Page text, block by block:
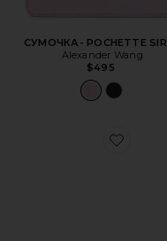
СУМОЧКА- POCHETTE
Alexander Wang
$495
Favorite